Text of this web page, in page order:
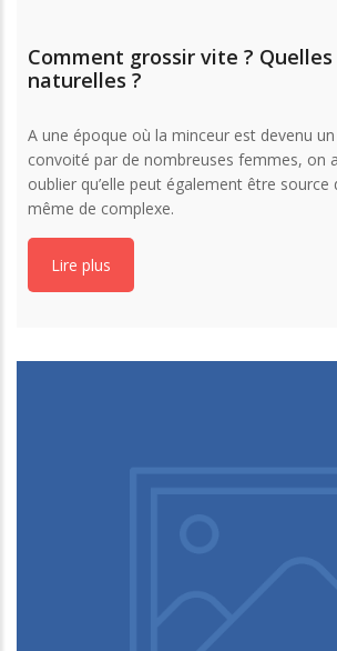
Comment grossir vite ?
naturelles ?
A une époque où la minceur est devenu
convoité par de nombreuses femmes, on
oublier qu’elle peut également être
même de complexe.
Lire plus